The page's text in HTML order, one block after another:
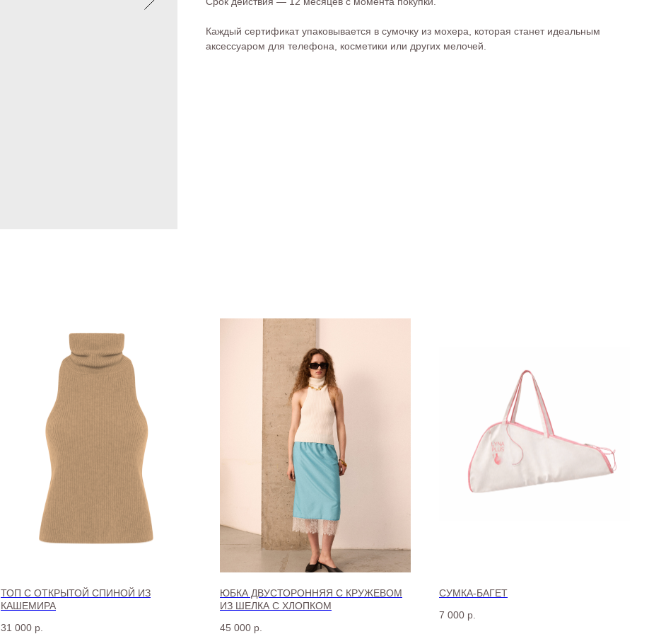
Каждый сертификат упаковывается в сумочку из мохера, которая станет идеальным
аксессуаром для телефона, косметики или других мелочей.
ТОП С ОТКРЫТОЙ СПИНОЙ ИЗ
КАШЕМИРА
31 000 р.
ЮБКА ДВУСТОРОННЯЯ С КРУЖЕВОМ
ИЗ ШЕЛКА С ХЛОПКОМ
45 000 р.
СУМКА-БАГЕТ
7 000 р.